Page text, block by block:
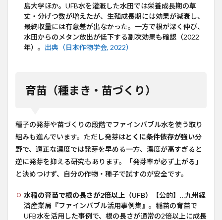
島大学ほか。UFB水を灌漑した水田では栄養成長期の草
丈・分げつ数が増えたが、生殖成長期には効果が減衰し、
最終収量には有意差が出なかった。一方で根が深く伸び、
水田からのメタン放出が低下する副次効果も確認（2022
年）。 出典（日本作物学会, 2022）
育苗（種まき・苗づくり）
種子の発芽や苗づくりの段階でファインバブル水を使う取り
組みも進んでいます。ただし発芽はとくに条件依存が強い分
野で、適正な濃度では発芽を早める一方、濃度が高すぎると
逆に発芽を抑える研究もあります。「発芽率が必ず上がる」
と決めつけず、自分の作物・種子で試すのが安全です。
水稲の育苗で根の長さが2倍以上（UFB）
【公的】…九州経
済産業局『ファインバブル活用事例集』。稲苗の育苗で
UFB水を活用した事例で、根の長さが通常の2倍以上に成長